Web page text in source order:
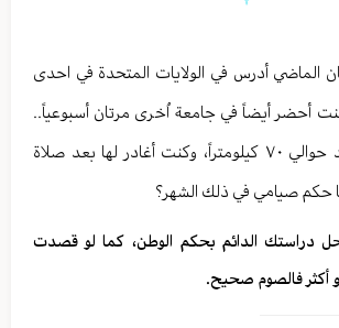
أدرس في الولايات المتحدة في احدى
أحضر أيضاً في جامعة اُخرى مرتان أسبوعياً..
الجامعة الثانية تبعد حوالي ٧٠ كيلومتراً، وكنت أغادر لها بعد صلاة
حكم صيامي في ذلك الشهر؟
دراستك الدائم بحكم الوطن، كما لو قصدت
أكثر فالصوم صحيح.